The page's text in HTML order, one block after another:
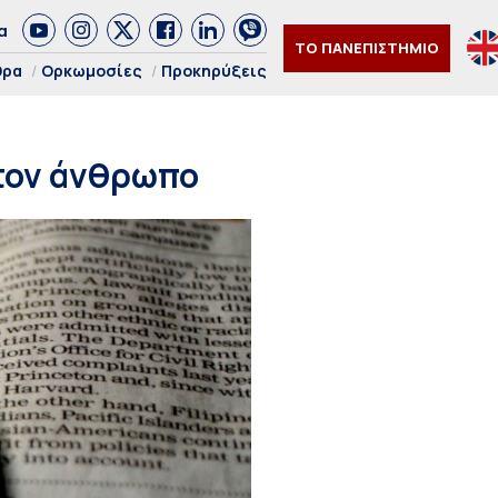
Ορκωμοσίες Προκηρύξεις
ΤΟ ΠΑΝΕΠΙΣΤΗΜΙΟ
άνθρωπο